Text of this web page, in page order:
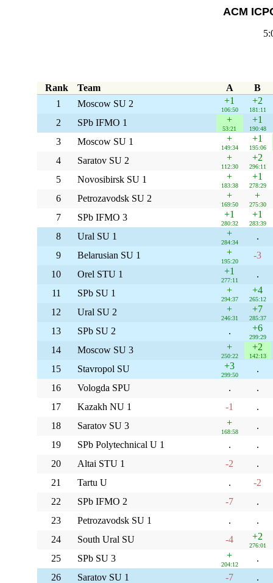
ACM
Rank Team A
B
1
Moscow SU 2 +1
106:50
+2
181:11
2 SPb IFMO 1 +
53:21
+1
190:48
3 Moscow SU 1 +
149:34
+1
195:06
4 Saratov SU 2 +
112:30
+2
296:11
5 Novosibirsk SU 1 +
183:38
+1
278:29
6 Petrozavodsk SU 2 +
169:50
+
275:30
7 SPb IFMO 3 +1
280:32
+1
283:39
8 Ural SU 1 +
284:34
.
9
Belarusian SU 1 +
195:20
-3
10
Orel STU 1 +1
277:11
.
11
SPb SU 1 +
294:37
+4
265:12
12 Ural SU 2 +
246:31
+7
285:37
13 SPb SU 2 . +6
299:29
14 Moscow SU 3 +
250:22
+2
142:13
15 Stavropol SU +3
299:50
.
16
Vologda SPU .
.
17
Kazakh NU 1 -1
.
18
Saratov SU 3 +
168:58
.
19
SPb Polytechnical U 1 .
.
20
Altai STU 1 -2
.
21
Tartu U .
-2
22
SPb IFMO 2 -7
.
23
Petrozavodsk SU 1 .
.
24
South Ural SU -4 +2
276:01
25 SPb SU 3 +
204:12
.
26
Saratov SU 1 -7
.